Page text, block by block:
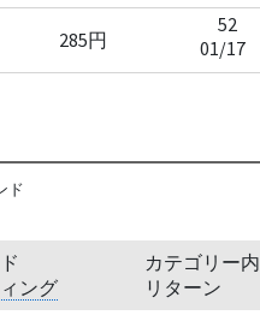
285円
52
01/17
ド
ング
カテゴリー内
リターン